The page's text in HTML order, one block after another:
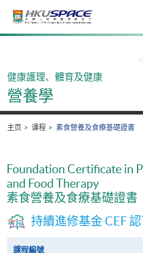
Main
健康護理、體育及健康
營養學
主页 课程 素食營養及食療基礎證書
Foundation Certificate in
and Food Therapy
素食營養及食療基礎證書
持續進修基金 CEF
課程編號